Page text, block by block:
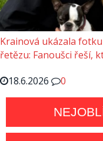
Krainová ukázala
řetězu: Fanoušci řeší,
18.6.2026
0